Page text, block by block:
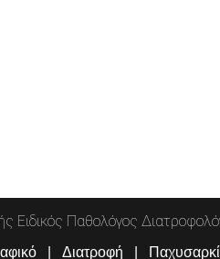
Ειδικός Παθολόγος
Διατροφή